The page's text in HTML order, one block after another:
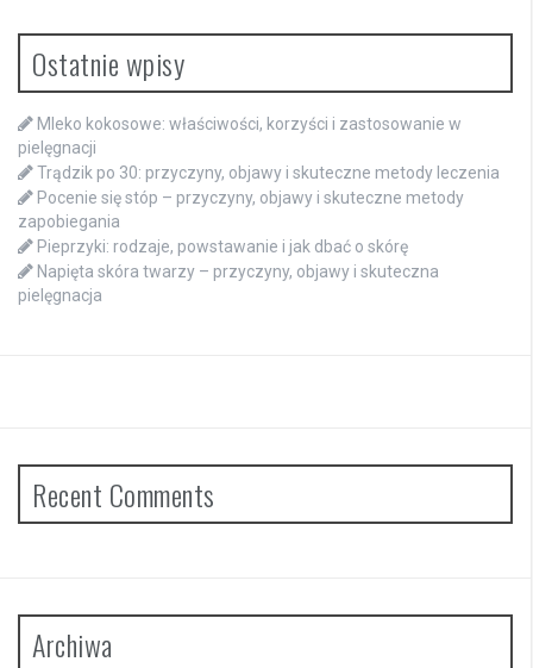
Ostatnie wpisy
Mleko kokosowe: właściwości, korzyści i zastosowanie w
pielęgnacji
Trądzik po 30: przyczyny, objawy i skuteczne metody leczenia
Pocenie się stóp – przyczyny, objawy i skuteczne metody
zapobiegania
Pieprzyki: rodzaje, powstawanie i jak dbać o skórę
Napięta skóra twarzy – przyczyny, objawy i skuteczna
pielęgnacja
Recent Comments
Archiwa